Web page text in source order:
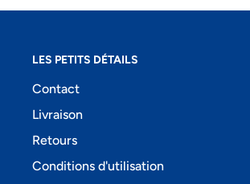
LES PETITS DÉTAILS
Contact
Livraison
Retours
Conditions d'utilisation